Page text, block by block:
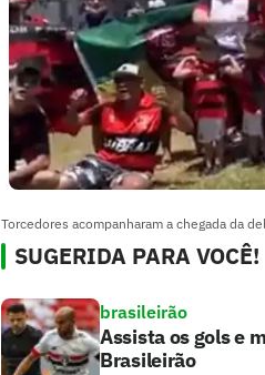
Torcedores acompanharam a chegada da
SUGERIDA PARA VOCÊ!
brasileirão
Assista os gols e
Brasileirão